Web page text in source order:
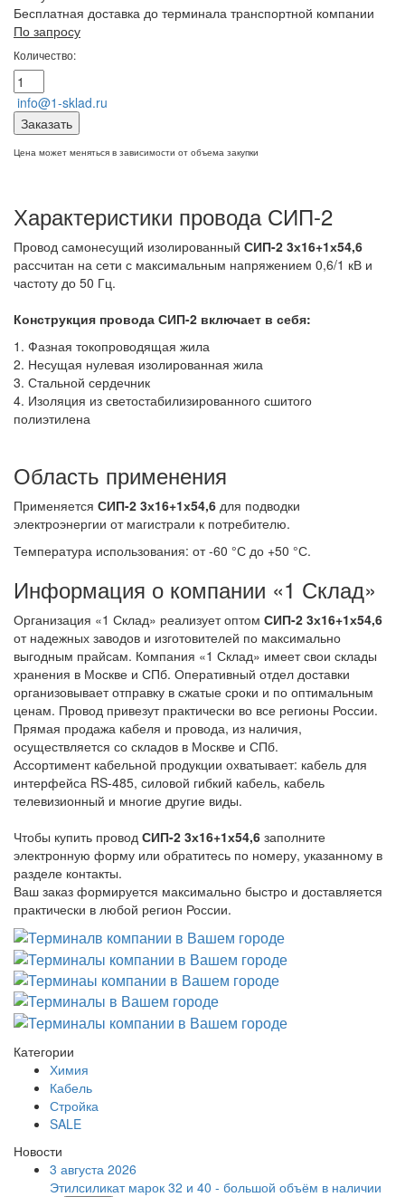
Бесплатная доставка до терминала транспортной компании
По запросу
Количество:
info@1-sklad.ru
Заказать
Цена может меняться в зависимости от объема закупки
Характеристики провода СИП-2
Провод самонесущий изолированный СИП-2 3х16+1х54,6
рассчитан на сети с максимальным напряжением 0,6/1 кВ и
частоту до 50 Гц.
Конструкция провода СИП-2 включает в себя:
1. Фазная токопроводящая жила
2. Несущая нулевая изолированная жила
3. Стальной сердечник
4. Изоляция из светостабилизированного сшитого
полиэтилена
Область применения
Применяется СИП-2 3х16+1х54,6 для подводки
электроэнергии от магистрали к потребителю.
Температура использования: от -60 °С до +50 °С.
Информация о компании «1 Склад»
Организация «1 Склад» реализует оптом СИП-2 3х16+1х54,6
от надежных заводов и изготовителей по максимально
выгодным прайсам. Компания «1 Склад» имеет свои склады
хранения в Москве и СПб. Оперативный отдел доставки
организовывает отправку в сжатые сроки и по оптимальным
ценам. Провод привезут практически во все регионы России.
Прямая продажа кабеля и провода, из наличия,
осуществляется со складов в Москве и СПб.
Ассортимент кабельной продукции охватывает: кабель для
интерфейса RS-485, силовой гибкий кабель, кабель
телевизионный и многие другие виды.
Чтобы купить провод СИП-2 3х16+1х54,6 заполните
электронную форму или обратитесь по номеру, указанному в
разделе контакты.
Ваш заказ формируется максимально быстро и доставляется
практически в любой регион России.
Категории
Химия
Кабель
Стройка
SALE
Новости
3 августа 2026
Этилсиликат марок 32 и 40 - большой объём в наличии